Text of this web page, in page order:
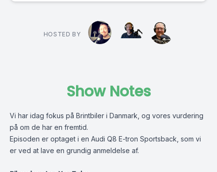
HOSTED BY
Show Notes
Vi har idag fokus på Brintbiler i Danmark, og vores vurdering
på om de har en fremtid.
Episoden er optaget i en Audi Q8 E-tron Sportsback, som vi
er ved at lave en grundig anmeldelse af.